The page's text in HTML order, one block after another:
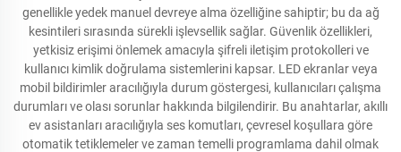
genellikle yedek manuel devreye alma özelliğine sahiptir; bu da ağ
kesintileri sırasında sürekli işlevsellik sağlar. Güvenlik özellikleri,
yetkisiz erişimi önlemek amacıyla şifreli iletişim protokolleri ve
kullanıcı kimlik doğrulama sistemlerini kapsar. LED ekranlar veya
mobil bildirimler aracılığıyla durum göstergesi, kullanıcıları çalışma
durumları ve olası sorunlar hakkında bilgilendirir. Bu anahtarlar, akıllı
ev asistanları aracılığıyla ses komutları, çevresel koşullara göre
otomatik tetiklemeler ve zaman temelli programlama dahil olmak